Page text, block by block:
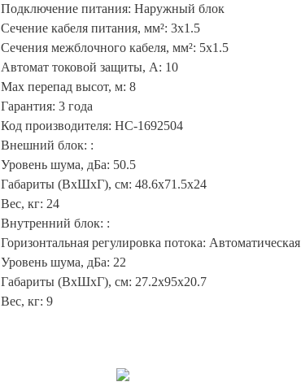
Подключение питания: Наружный блок
Сечение кабеля питания, мм²: 3x1.5
Сечения межблочного кабеля, мм²: 5x1.5
Автомат токовой защиты, А: 10
Max перепад высот, м: 8
Гарантия: 3 года
Код производителя: НС-1692504
Внешний блок: :
Уровень шума, дБа: 50.5
Габариты (ВхШхГ), см: 48.6x71.5x24
Вес, кг: 24
Внутренний блок: :
Горизонтальная регулировка потока: Автоматическая
Уровень шума, дБа: 22
Габариты (ВхШхГ), см: 27.2x95x20.7
Вес, кг: 9